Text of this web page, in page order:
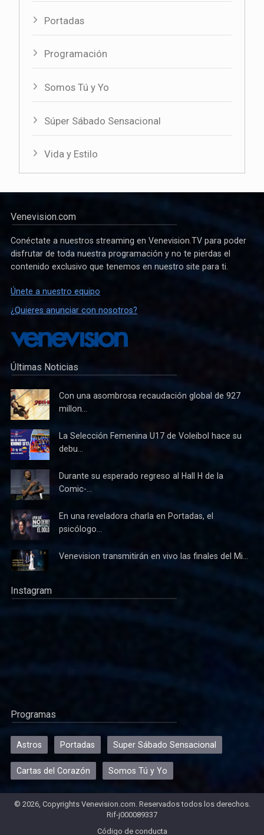
Portadas
Programación
Somos Tú y Yo
Súper Sábado Sensacional
Vida y Estilo
Venevision.com
Conéctate a nuestros streaming en Venevision.TV para poder
disfrutar de toda nuestra programación y no te pierdas el
contenido exclusivo que tenemos en nuestro site para ti.
Únete a nuestro equipo
¿Quieres anunciar con nosotros?
Últimas Noticias
Con una asombrosa recaudación global de 927
millon...
La Selección Femenina U17 de Voleibol hace su
debu...
Durante su esperado regreso al Hall H de la
Comic-...
En una reveladora charla en Portadas, el
psicólogo...
Venevision transmitirán en vivo las finales del Mi...
Instagram
Programas
Astros Portadas Super Sábado Sensacional
Cartas del Corazón Somos Tú y Yo
© 2026, Copyrights Venevision.com. Reservados todos los derechos.
Rif-j000089337
Código de conducta